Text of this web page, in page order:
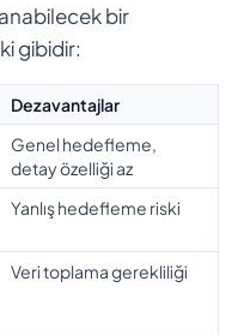
bir
gibidir:
Dezavantajlar
Genel hedefleme,
detay özelliği az
Yanlış hedefleme riski
Veri toplama gerekliliği